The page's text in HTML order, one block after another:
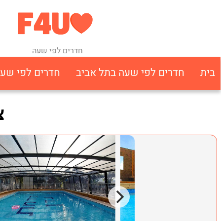
חדרים לפי שעה
בית חדרים לפי שעה בתל אביב חדרים לפי